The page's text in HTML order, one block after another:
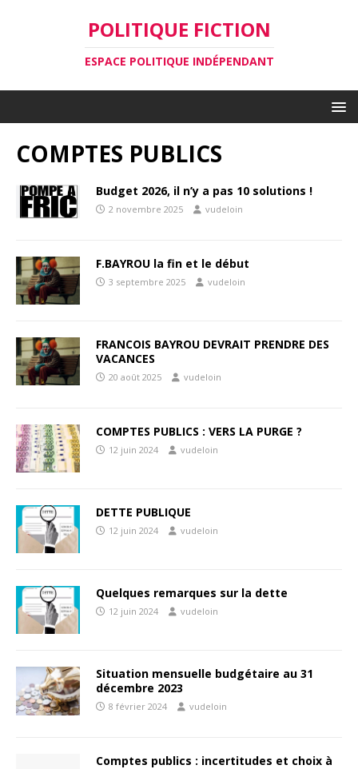
POLITIQUE FICTION
ESPACE POLITIQUE INDÉPENDANT
COMPTES PUBLICS
Budget 2026, il n’y a pas 10 solutions !
2 novembre 2025 vudeloin
F.BAYROU la fin et le début
3 septembre 2025 vudeloin
FRANCOIS BAYROU DEVRAIT PRENDRE DES
VACANCES
20 août 2025 vudeloin
COMPTES PUBLICS : VERS LA PURGE ?
12 juin 2024 vudeloin
DETTE PUBLIQUE
12 juin 2024 vudeloin
Quelques remarques sur la dette
12 juin 2024 vudeloin
Situation mensuelle budgétaire au 31
décembre 2023
8 février 2024 vudeloin
Comptes publics : incertitudes et choix à